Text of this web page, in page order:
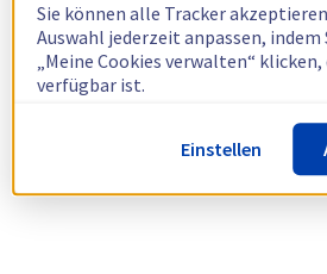
Sie können alle Tracker
Auswahl jederzeit anpassen, indem
„Meine Cookies verwalten“
verfügbar ist.
Weitere Informationen finden Sie
zur Verwendung von Cookies.
Einstellen